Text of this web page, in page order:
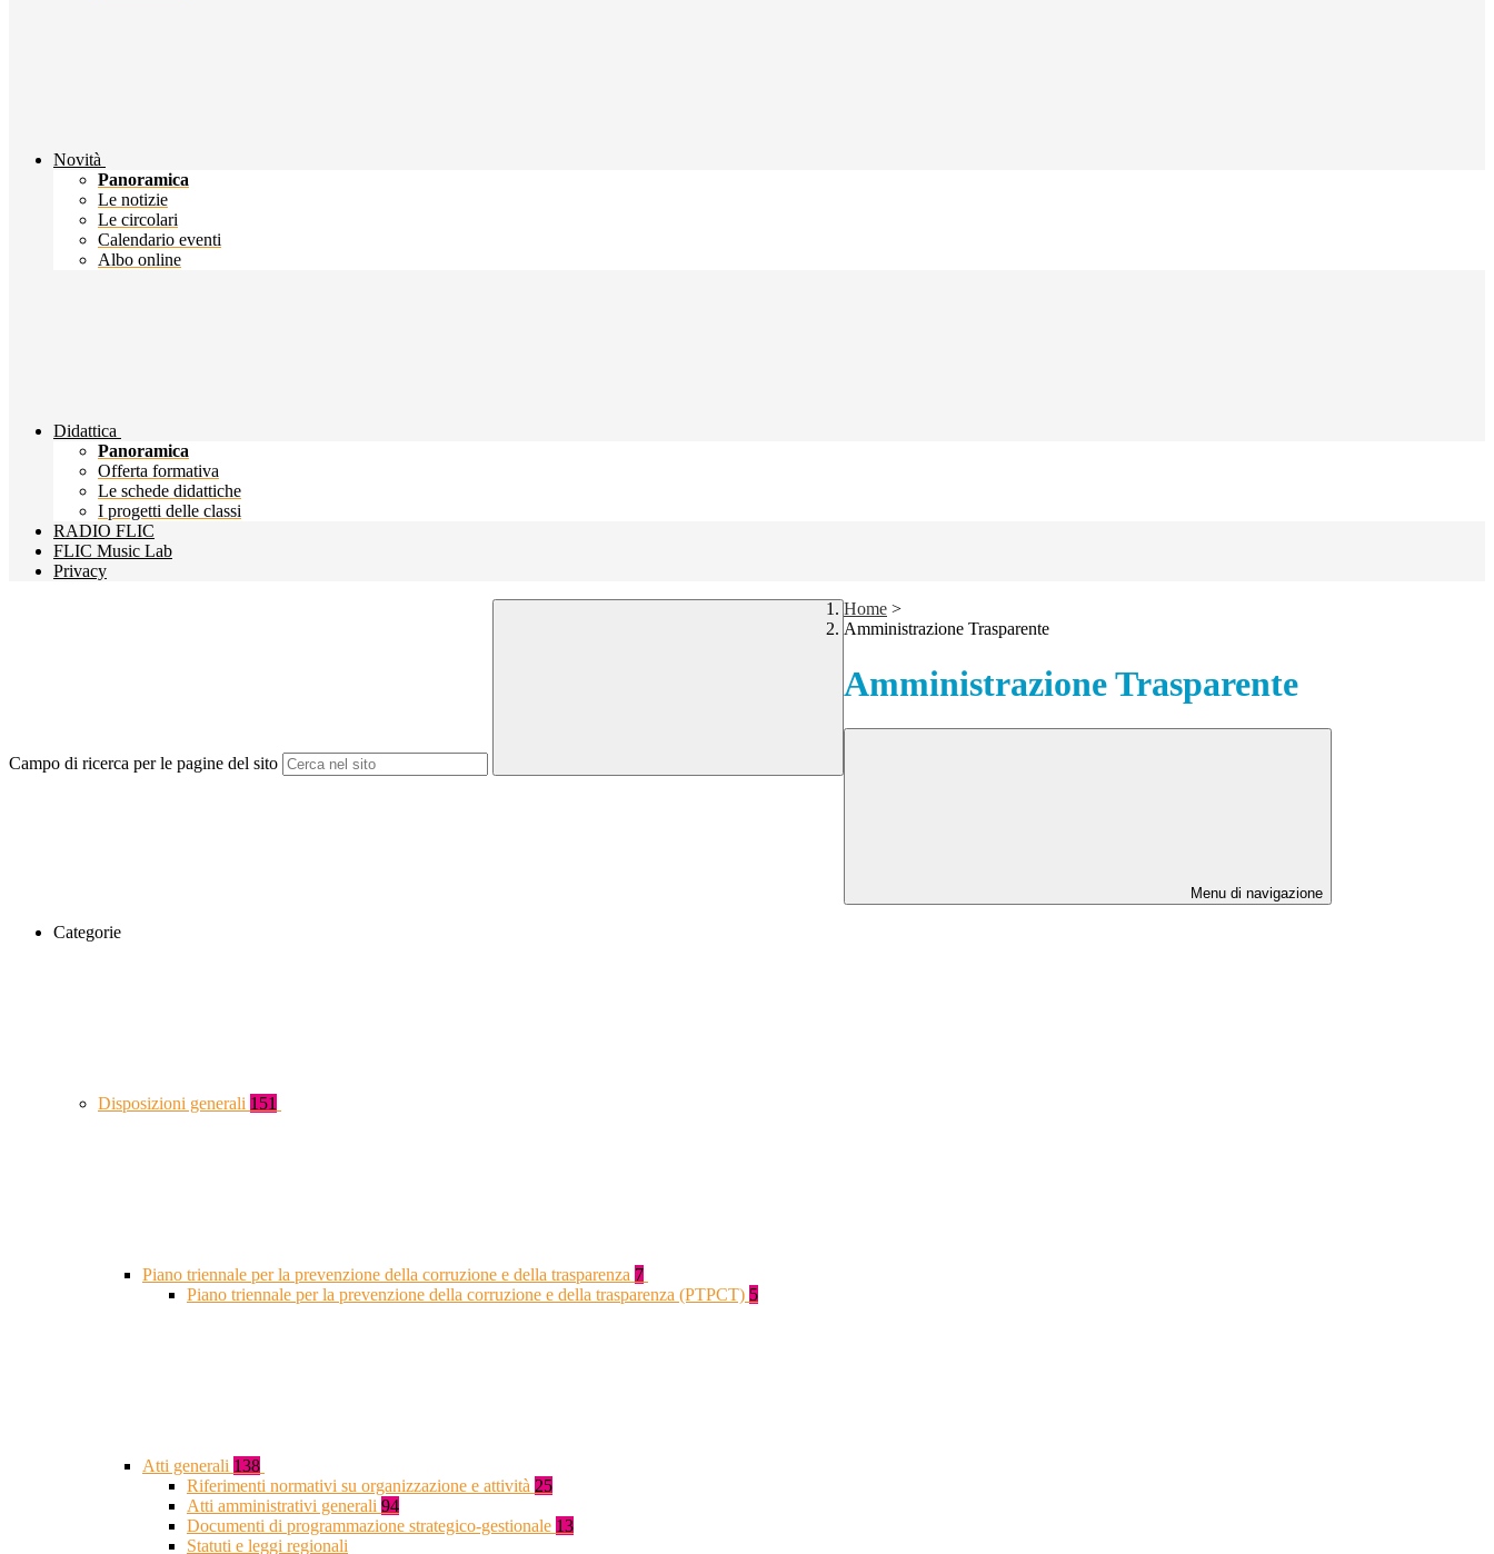
Novità
Panoramica
Le notizie
Le circolari
Calendario eventi
Albo online
Didattica
Panoramica
Offerta formativa
Le schede didattiche
I progetti delle classi
RADIO FLIC
FLIC Music Lab
Privacy
Campo di ricerca per le pagine del sito
Home >
Amministrazione Trasparente
Amministrazione Trasparente
Menu di navigazione
Categorie
Disposizioni generali 151
Piano triennale per la prevenzione della corruzione e della trasparenza 7
Piano triennale per la prevenzione della corruzione e della trasparenza (PTPCT) 5
Atti generali 138
Riferimenti normativi su organizzazione e attività 25
Atti amministrativi generali 94
Documenti di programmazione strategico-gestionale 13
Statuti e leggi regionali